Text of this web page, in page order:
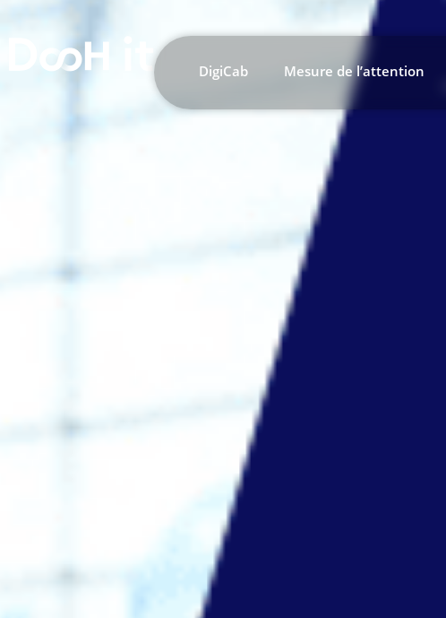
DigiCab Mesure de l’attention